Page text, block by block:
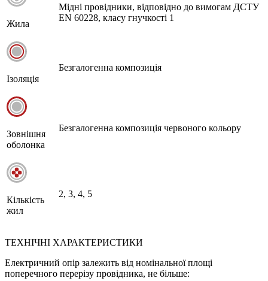
Жила
Мідні провідники, відповідно до вимогам ДСТУ
EN 60228, класу гнучкості 1
Ізоляція
Безгалогенна композиція
Зовнішня
оболонка
Безгалогенна композиція червоного кольору
Кількість
жил
2, 3, 4, 5
ТЕХНІЧНІ ХАРАКТЕРИСТИКИ
Електричний опір залежить від номінальної площі
поперечного перерізу провідника, не більше: